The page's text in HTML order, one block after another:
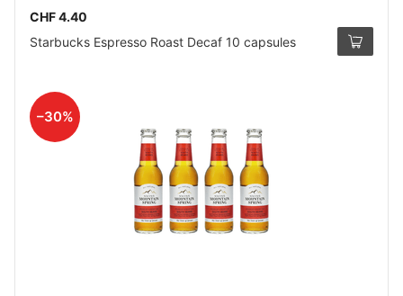
CHF 4.40
Starbucks Espresso Roast Decaf 10 capsules
–30%